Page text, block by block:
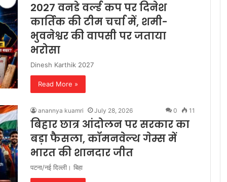
2027 वनडे वर्ल्ड कप पर दिनेश
कार्तिक की टीम चर्चा में, शमी-
भुवनेश्वर की वापसी पर जताया
भरोसा
Dinesh Karthik 2027
Read More »
anannya kuamri July 28, 2026 0 11
बिहार छात्र आंदोलन पर सरकार का
बड़ा फैसला, कॉमनवेल्थ गेम्स में
भारत की शानदार जीत
पटना/नई दिल्ली। बिहा